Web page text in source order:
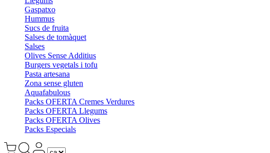
Gaspatxo
Hummus
Sucs de fruita
Salses de tomàquet
Salses
Olives Sense Additius
Burgers vegetals i tofu
Pasta artesana
Zona sense gluten
Aquafabulous
Packs OFERTA Cremes Verdures
Packs OFERTA Llegums
Packs OFERTA Olives
Packs Especials